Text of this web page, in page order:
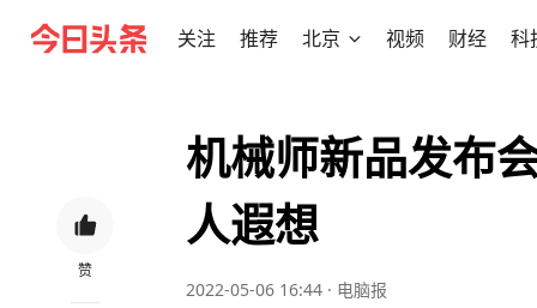
关注 推荐 北京 视频 财经 科
赞
机械师新品发布
人遐想
2022-05-06 16:44 · 电脑报